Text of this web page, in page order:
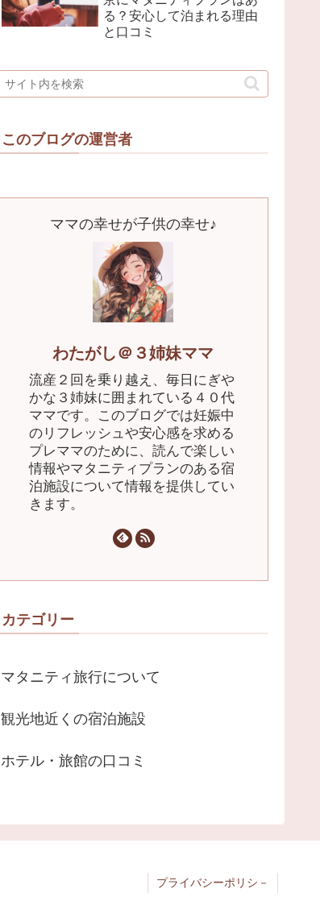
る？安心して泊まれる理由
と口コミ
このブログの運営者
ママの幸せが子供の幸せ♪
わたがし＠３姉妹ママ
流産２回を乗り越え、毎日にぎや
かな３姉妹に囲まれている４０代
ママです。このブログでは妊娠中
のリフレッシュや安心感を求める
プレママのために、読んで楽しい
情報やマタニティプランのある宿
泊施設について情報を提供してい
きます。
カテゴリー
マタニティ旅行について
観光地近くの宿泊施設
ホテル・旅館の口コミ
プライバシーポリシ－